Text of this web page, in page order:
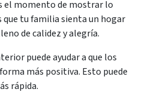
el momento de mostrar lo
que tu familia sienta un hogar
de calidez y alegría.
puede ayudar a que los
más positiva. Esto puede
rápida.